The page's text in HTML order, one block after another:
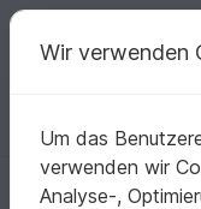
Deine kreativen
Deutsch |
Natalija
Wir verwenden
Um das
verwenden wir
Analyse-,